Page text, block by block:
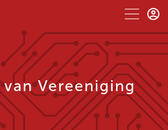
van Vereeniging